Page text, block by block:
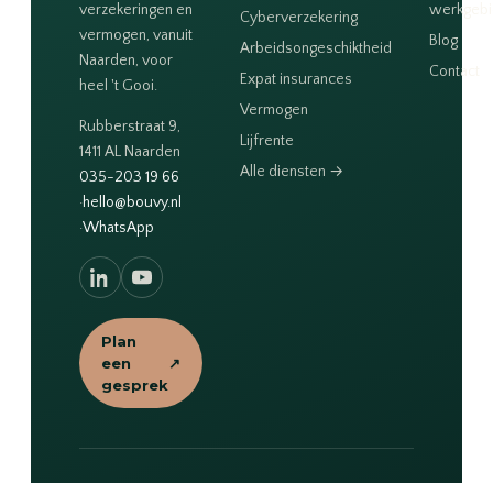
verzekeringen en
vermogen, vanuit
Naarden, voor
heel 't Gooi.
Rubberstraat 9,
1411 AL Naarden
035-203 19 66
·hello@bouvy.nl
·WhatsApp
Plan
een
gesprek
↗
Cyberverzekering
Arbeidsongeschiktheid
Expat insurances
Vermogen
Lijfrente
Alle diensten →
Blog
Contact